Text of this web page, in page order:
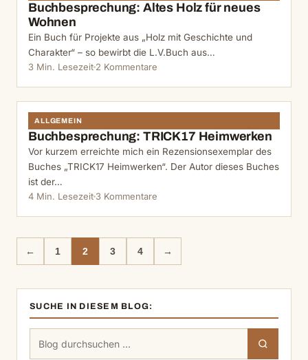
Buchbesprechung: Altes Holz für neues
Wohnen
Ein Buch für Projekte aus „Holz mit Geschichte und
Charakter“ – so bewirbt die L.V.Buch aus…
3 Min. Lesezeit 2 Kommentare
ALLGEMEIN
Buchbesprechung: TRICK17 Heimwerken
Vor kurzem erreichte mich ein Rezensionsexemplar des
Buches „TRICK17 Heimwerken“. Der Autor dieses Buches
ist der…
4 Min. Lesezeit 3 Kommentare
← 1 2 3 4 →
SUCHE IN DIESEM BLOG:
Suchen